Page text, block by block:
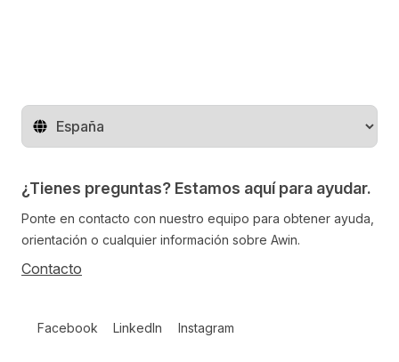
Cambiar de región
¿Tienes preguntas? Estamos aquí para ayudar.
Ponte en contacto con nuestro equipo para obtener ayuda,
orientación o cualquier información sobre Awin.
Contacto
Facebook LinkedIn Instagram